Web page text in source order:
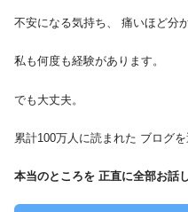
不安になる気持ち、 痛いほど分
私も何度も経験があります。
でも大丈夫。
累計100万人に読まれた ブログを
本当のところを 正直に全部お話